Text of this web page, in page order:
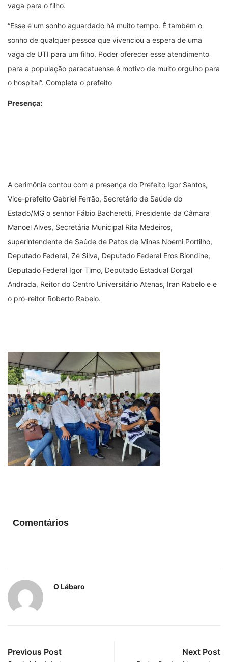
vaga para o filho.
“Esse é um sonho aguardado há muito tempo. É também o
sonho de qualquer pessoa que vivenciou a espera de uma
vaga de UTI para um filho. Poder oferecer esse atendimento
para a população paracatuense é motivo de muito orgulho para
o hospital”. Completa o prefeito
Presença:
A cerimônia contou com a presença do Prefeito Igor Santos,
Vice-prefeito Gabriel Ferrão, Secretário de Saúde do
Estado/MG o senhor Fábio Bacheretti, Presidente da Câmara
Manoel Alves, Secretária Municipal Rita Medeiros,
superintendente de Saúde de Patos de Minas Noemi Portilho,
Deputado Federal, Zé Silva, Deputado Federal Eros Biondine,
Deputado Federal Igor Timo, Deputado Estadual Dorgal
Andrada, Reitor do Centro Universitário Atenas, Iran Rabelo e e
o pró-reitor Roberto Rabelo.
Comentários
O Lábaro
Previous Post Next Post